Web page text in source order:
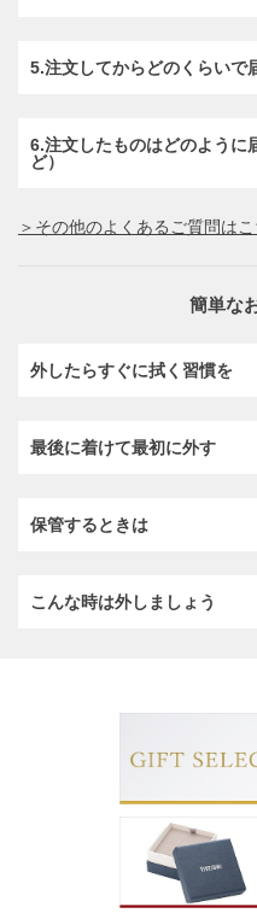
5.注文してからどのくらいで
6.注文したものはどのように
ど）
＞その他のよくあるご質問は
簡単な
外したらすぐに拭く習慣を
最後に着けて最初に外す
保管するときは
こんな時は外しましょう